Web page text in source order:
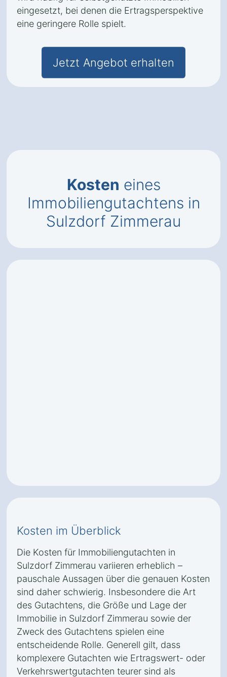
eingesetzt, bei denen die Ertragsperspektive
eine geringere Rolle spielt.
Jetzt Angebot erhalten
Kosten eines
Immobiliengutachtens in
Sulzdorf Zimmerau
Kosten im Überblick
Die Kosten für Immobiliengutachten in
Sulzdorf Zimmerau variieren erheblich –
pauschale Aussagen über die genauen Kosten
sind daher schwierig. Insbesondere die Art
des Gutachtens, die Größe und Lage der
Immobilie in Sulzdorf Zimmerau sowie der
Zweck des Gutachtens spielen eine
entscheidende Rolle. Generell gilt, dass
komplexere Gutachten wie Ertragswert- oder
Verkehrswertgutachten teurer sind als